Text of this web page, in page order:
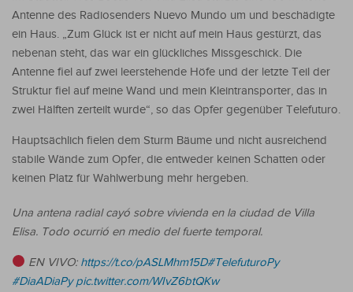
Antenne des Radiosenders Nuevo Mundo um und beschädigte
ein Haus. „Zum Glück ist er nicht auf mein Haus gestürzt, das
nebenan steht, das war ein glückliches Missgeschick. Die
Antenne fiel auf zwei leerstehende Höfe und der letzte Teil der
Struktur fiel auf meine Wand und mein Kleintransporter, das in
zwei Hälften zerteilt wurde“, so das Opfer gegenüber Telefuturo.
Hauptsächlich fielen dem Sturm Bäume und nicht ausreichend
stabile Wände zum Opfer, die entweder keinen Schatten oder
keinen Platz für Wahlwerbung mehr hergeben.
Una antena radial cayó sobre vivienda en la ciudad de Villa
Elisa. Todo ocurrió en medio del fuerte temporal.
EN VIVO: https://t.co/pASLMhm15D#TelefuturoPy
#DiaADiaPy pic.twitter.com/WIvZ6btQKw